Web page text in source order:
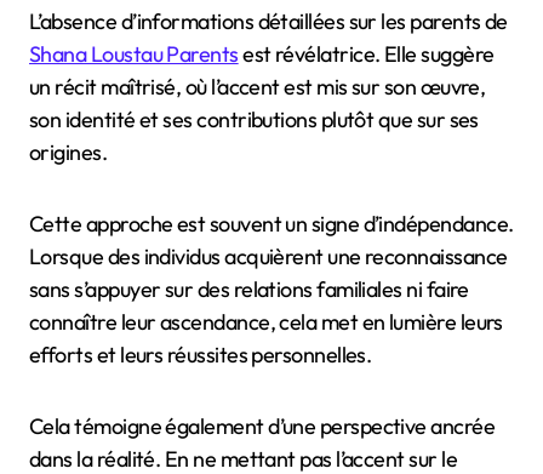
L’absence d’informations détaillées sur les parents de
Shana Loustau Parentsest révélatrice. Elle suggère
un récit maîtrisé, où l’accent est mis sur son œuvre,
son identité et ses contributions plutôt que sur ses
origines.
Cette approche est souvent un signe d’indépendance.
Lorsque des individus acquièrent une reconnaissance
sans s’appuyer sur des relations familiales ni faire
connaître leur ascendance, cela met en lumière leurs
efforts et leurs réussites personnelles.
Cela témoigne également d’une perspective ancrée
dans la réalité. En ne mettant pas l’accent sur le